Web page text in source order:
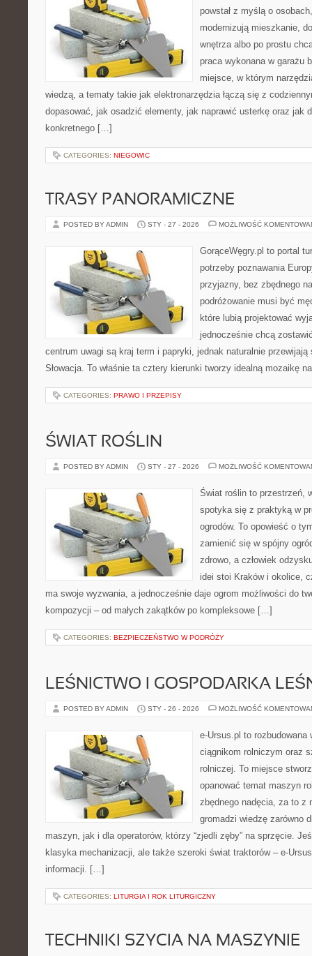
powstał z myślą o
modernizują mieszkanie,
wnętrza albo po prostu
praca wykonana w garażu
miejsce, w którym
wiedzą, a tematy takie jak elektronarzędzia łączą się z
dopasować, jak osadzić elementy, jak naprawić usterkę oraz jak
konkretnego […]
CATEGORIES: NIEGOWIC
TRASY PANORAMICZNE
POSTED BY ADMIN STY - 27 - 2026 MOŻLIWOŚĆ
GorąceWęgry.pl to portal
potrzeby poznawania
przyjazny, bez zbędnego
podróżowanie musi być
które lubią projektować
jednocześnie chcą
centrum uwagi są kraj term i papryki, jednak naturalnie
Słowacja. To właśnie ta cztery kierunki tworzy idealną mozaikę
CATEGORIES: PRAWO I PRZEPISY
ŚWIAT ROŚLIN
POSTED BY ADMIN STY - 27 - 2026 MOŻLIWOŚĆ
Świat roślin to przestrzeń,
spotyka się z praktyką w
ogrodów. To opowieść o
zamienić się w spójny
zdrowo, a człowiek
idei stoi Kraków i okolice,
ma swoje wyzwania, a jednocześnie daje ogrom możliwości do
kompozycji – od małych zakątków po kompleksowe […]
CATEGORIES: BEZPIECZEŃSTWO W PODRÓŻY
LEŚNICTWO I GOSPODARKA
POSTED BY ADMIN STY - 26 - 2026 MOŻLIWOŚĆ
e-Ursus.pl to rozbudowana
ciągnikom rolniczym oraz
rolniczej. To miejsce
opanować temat maszyn
zbędnego nadęcia, za to z
gromadzi wiedzę zarówno
maszyn, jak i dla operatorów, którzy “zjedli zęby” na sprzęcie.
klasyka mechanizacji, ale także szeroki świat traktorów – e-
informacji. […]
CATEGORIES: LITURGIA I ROK LITURGICZNY
TECHNIKI SZYCIA NA MASZYNIE